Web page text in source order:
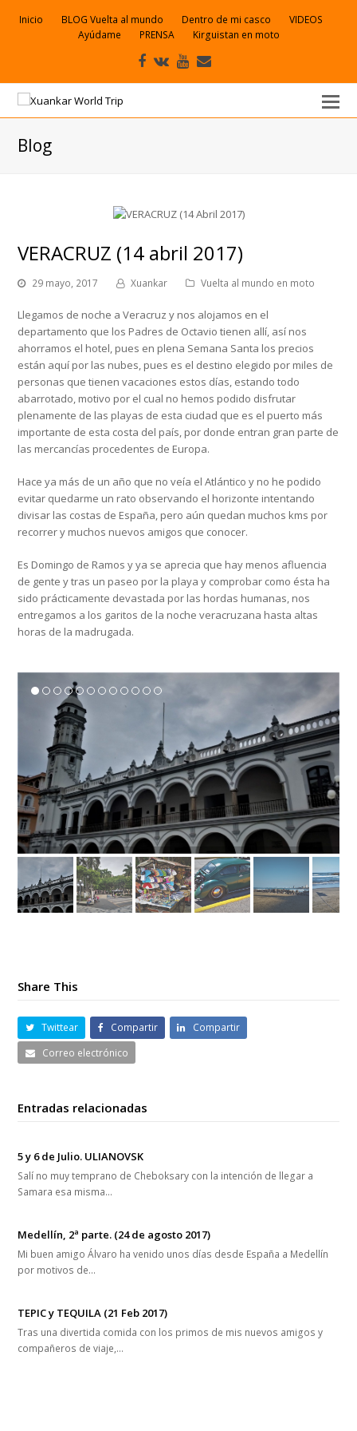
Inicio BLOG Vuelta al mundo Dentro de mi casco
VIDEOS
Ayúdame
PRENSA Kirguistan en moto
Facebook
VK Youtube
electrónico
Blog
VERACRUZ (14 abril 2017)
29 mayo, 2017 Xuankar Vuelta al mundo en moto
Llegamos de noche a Veracruz y nos alojamos en el
departamento que los Padres de Octavio tienen allí, así nos
ahorramos el hotel, pues en plena Semana Santa los precios
están aquí por las nubes, pues es el destino elegido por miles de
personas que tienen vacaciones estos días, estando todo
abarrotado, motivo por el cual no hemos podido disfrutar
plenamente de las playas de esta ciudad que es el puerto más
importante de esta costa del país, por donde entran gran parte de
las mercancías procedentes de Europa.
Hace ya más de un año que no veía el Atlántico y no he podido
evitar quedarme un rato observando el horizonte intentando
divisar las costas de España, pero aún quedan muchos kms por
recorrer y muchos nuevos amigos que conocer.
Es Domingo de Ramos y ya se aprecia que hay menos afluencia
de gente y tras un paseo por la playa y comprobar como ésta ha
sido prácticamente devastada por las hordas humanas, nos
entregamos a los garitos de la noche veracruzana hasta altas
horas de la madrugada.
Share This
Twittear Compartir
Compartir
Correo electrónico
Entradas relacionadas
5 y 6 de Julio. ULIANOVSK
Salí no muy temprano de Cheboksary con la intención de llegar a
Samara esa misma…
Medellín, 2ª parte. (24 de agosto 2017)
Mi buen amigo Álvaro ha venido unos días desde España a Medellín
por motivos de…
TEPIC y TEQUILA (21 Feb 2017)
Tras una divertida comida con los primos de mis nuevos amigos y
compañeros de viaje,…